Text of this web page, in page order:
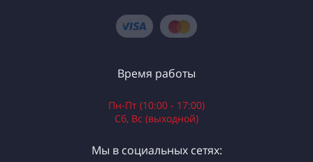
Время работы
Пн-Пт (10:00 - 17:00)
Сб, Вс (выходной)
Мы в социальных сетях: